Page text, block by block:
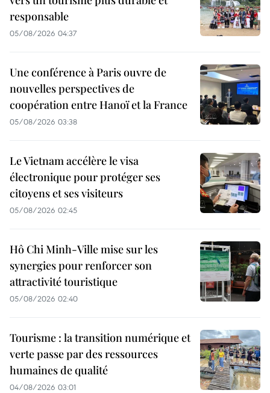
responsable
05/08/2026 04:37
Une conférence à Paris ouvre de
nouvelles perspectives de
coopération entre Hanoï et la France
05/08/2026 03:38
Le Vietnam accélère le visa
électronique pour protéger ses
citoyens et ses visiteurs
05/08/2026 02:45
Hô Chi Minh-Ville mise sur les
synergies pour renforcer son
attractivité touristique
05/08/2026 02:40
Tourisme : la transition numérique et
verte passe par des ressources
humaines de qualité
04/08/2026 03:01